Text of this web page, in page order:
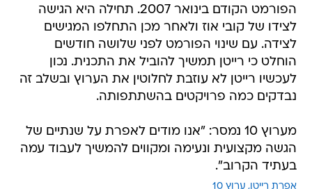
הפורמט הקודם בינואר 2007. תחילה היא הגישה
לצידו של קובי אוז ולאחר מכן התחלפו המגישים
לצידה. עם שינוי הפורמט לפני שלושה חודשים
הוחלט כי רייטן תמשיך להוביל את התכנית. נכון
לעכשיו רייטן לא עוזבת לחלוטין את הערוץ ובשלב זה
נבדקים כמה פרויקטים בהשתתפותה.
מערוץ 10 נמסר: "אנו מודים לאפרת על שנתיים של
הגשה מקצועית ונעימה ומקווים להמשיך לעבוד עמה
בעתיד הקרוב".
אפרת רייטן ערוץ 10